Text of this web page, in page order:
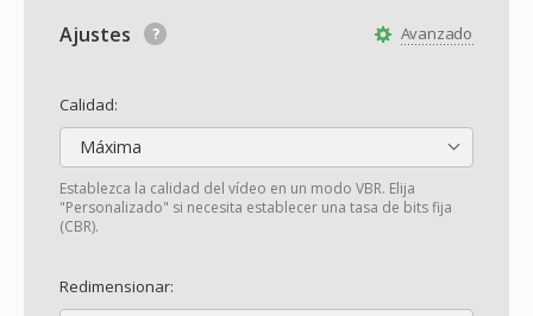
Avanzado
Ajustes
Calidad:
Máxima
Establezca la calidad del vídeo en un modo VBR. Elija
"Personalizado" si necesita establecer una tasa de bits fija
(CBR).
Redimensionar: